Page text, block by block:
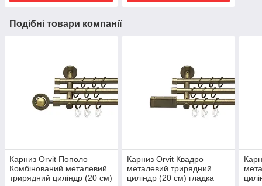
Подібні товари компанії
Карниз Orvit Пополо
Комбінований металевий
трирядний циліндр (20 см)
Карниз Orvit Квадро
металевий трирядний
циліндр (20 см) гладка